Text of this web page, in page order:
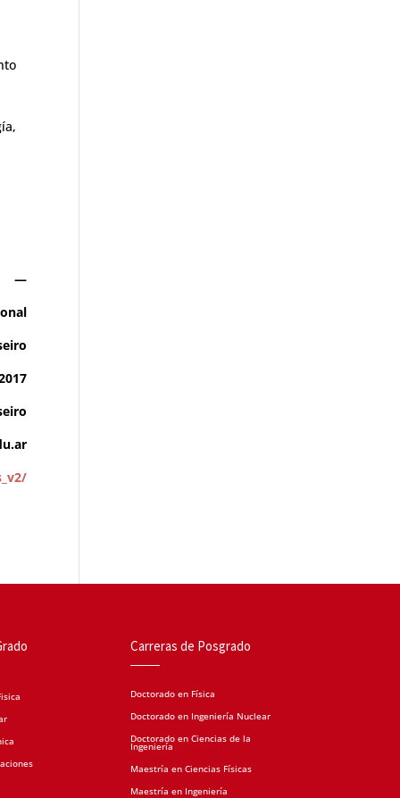
—
Carreras de Posgrado
Doctorado en Física
Doctorado en Ingeniería Nuclear
Doctorado en Ciencias de la
Ingeniería
Maestría en Ciencias Físicas
Maestría en Ingeniería